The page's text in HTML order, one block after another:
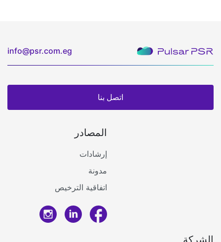
اتصل بنا
info@psr.com.eg
المصادر
إرشادات
مدونة
اتفاقية الترخيص
الشركة
اتصل بنا